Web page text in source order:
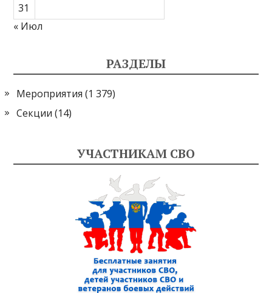
31
« Июл
РАЗДЕЛЫ
Мероприятия (1 379)
Секции (14)
УЧАСТНИКАМ СВО